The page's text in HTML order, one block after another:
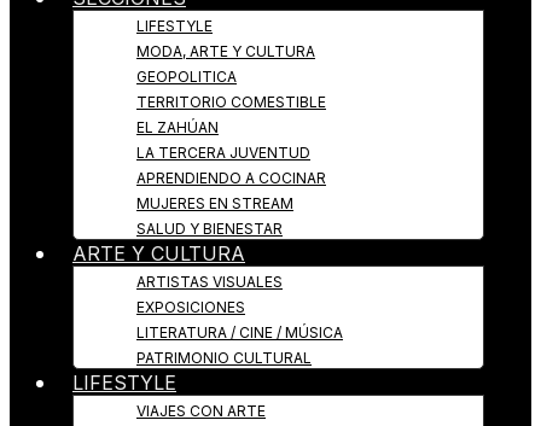
LIFESTYLE
MODA, ARTE Y CULTURA
GEOPOLITICA
TERRITORIO COMESTIBLE
EL ZAHÚAN
LA TERCERA JUVENTUD
APRENDIENDO A COCINAR
MUJERES EN STREAM
SALUD Y BIENESTAR
ARTE Y CULTURA
ARTISTAS VISUALES
EXPOSICIONES
LITERATURA / CINE / MÚSICA
PATRIMONIO CULTURAL
LIFESTYLE
VIAJES CON ARTE